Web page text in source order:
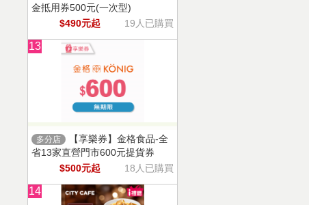
金抵用券500元(一次型)
$490元起
19人已購買
13
多分店
【享樂券】金格食品-全
省13家直營門市600元提貨券
$500元起
18人已購買
14